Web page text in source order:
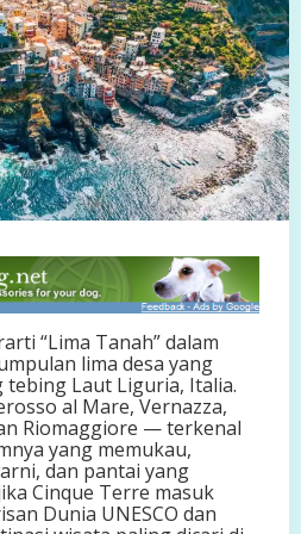
“Lima Tanah” dalam
lima desa yang
tebing Laut Liguria, Italia.
al Mare, Vernazza,
Riomaggiore — terkenal
yang memukau,
dan pantai yang
Cinque Terre masuk
Dunia UNESCO dan